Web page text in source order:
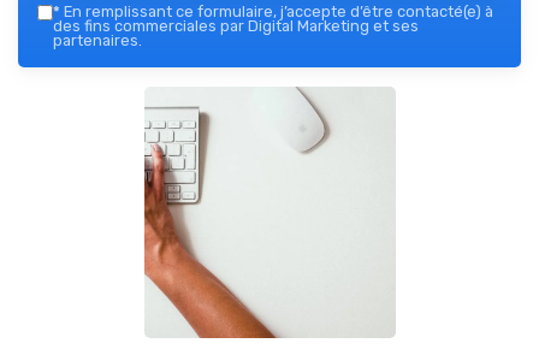
* En remplissant ce formulaire, j’accepte d’être contacté(e) à
des fins commerciales par Digital Marketing et ses
partenaires.